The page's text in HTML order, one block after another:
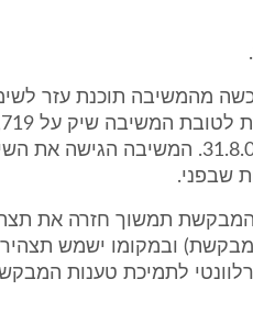
מהמשיבה תוכנת עזר
(להלן: "השיק"). שיק זה חולל מסיבת אכ"מ ביום 31.8.04. המשיבה הגישה
שבפני.
המבקשת תמשוך חזרה את
ובמקומו ישמש
לתמיכת טענות